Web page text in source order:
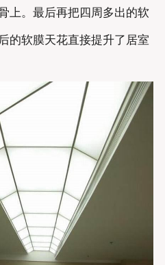
上。最后再把四周多出的软
的软膜天花直接提升了居室